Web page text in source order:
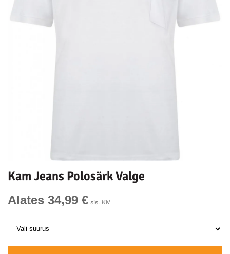
Kam Jeans Polosärk Valge
Alates 34,99 € sis. KM